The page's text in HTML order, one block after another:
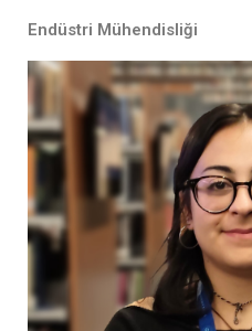
Endüstri Mühendisliği